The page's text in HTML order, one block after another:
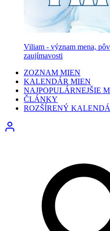
Viliam - význam mena,
zaujímavosti
ZOZNAM MIEN
KALENDÁR MIEN
NAJPOPULÁRNEJŠIE
ČLÁNKY
ROZŠÍRENÝ